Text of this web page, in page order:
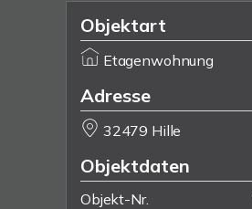
Objektart
Etagenwohnung
Adresse
32479 Hille
Objektdaten
Objekt-Nr.